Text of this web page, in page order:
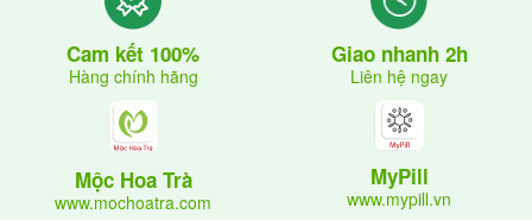
6. Tác dụng phụ của Femadex 10
Giống như hầu hết các thuốc, Femadex 10 có thể
gây ra một số tác dụng không mong muốn. Tần suất
và mức độ khác nhau tùy thuộc vào cơ địa từng
Cam kết 100%
Hàng chính hãng
Giao nhanh 2h
Liên hệ ngay
Mộc Hoa Trà
www.mochoatra.com
MyPill
www.mypill.vn